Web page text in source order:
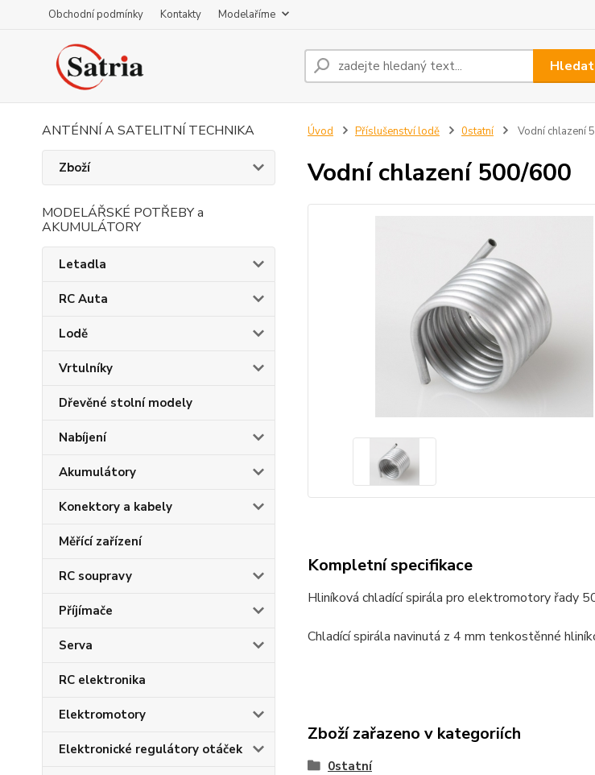
Obchodní podmínky Kontakty Modelaříme
Hledat
ANTÉNNÍ A SATELITNÍ TECHNIKA
Zboží
MODELÁŘSKÉ POTŘEBY a
AKUMULÁTORY
Letadla
RC Auta
Lodě
Vrtulníky
Dřevěné stolní modely
Nabíjení
Akumulátory
Konektory a kabely
Měřící zařízení
RC soupravy
Příjímače
Serva
RC elektronika
Elektromotory
Elektronické regulátory otáček
Úvod Příslušenství lodě 0statní Vodní chlazení
Vodní chlazení 500/600
Kompletní specifikace
Hliníková chladící spirála pro elektromotory řady
Chladící spirála navinutá z 4 mm tenkostěnné
Zboží zařazeno v kategoriích
0statní